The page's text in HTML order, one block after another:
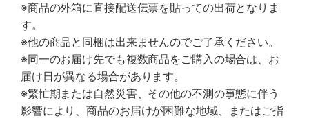
※商品の外箱に直接配送伝票を貼っての出荷となりま
す。
※他の商品と同梱は出来ませんのでご了承ください。
※同一のお届け先でも複数商品をご購入の場合は、お
届け日が異なる場合があります。
※繁忙期または自然災害、その他の不測の事態に伴う
影響により、商品のお届けが困難な地域、またはご指